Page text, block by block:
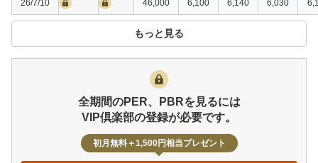
26/7/10 46,000 6,100 6,140 6,030
もっと見る
全期間のPER、PBRを見るには
VIP倶楽部の登録が必要です。
初月無料＋1,500円相当プレゼント